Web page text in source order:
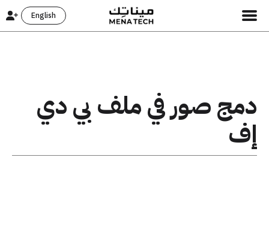
English
دمج صور في ملف بي دي
إف